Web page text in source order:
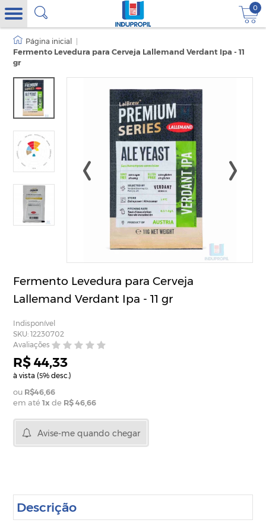
0
Fermento Levedura para Cerveja Lallemand Verdant Ipa - 11
gr
Fermento Levedura para Cerveja
Lallemand Verdant Ipa - 11 gr
Indisponível
SKU: 12230702
Avaliações
R$ 44,33
à vista (5% desc.)
R$46,66
em até1x de R$ 46,66
Avise-me quando chegar
Descrição